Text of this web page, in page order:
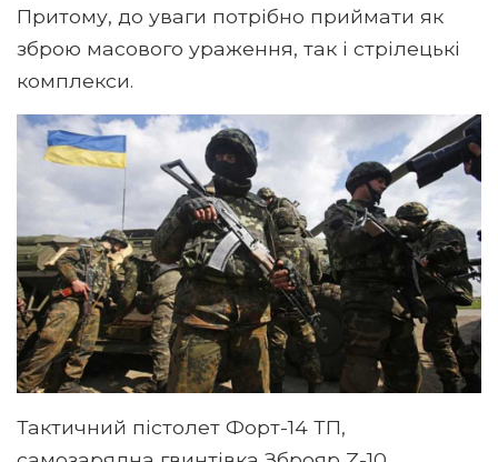
Притому, до уваги потрібно приймати як
зброю масового ураження, так і стрілецькі
комплекси.
Тактичний пістолет Форт-14 ТП,